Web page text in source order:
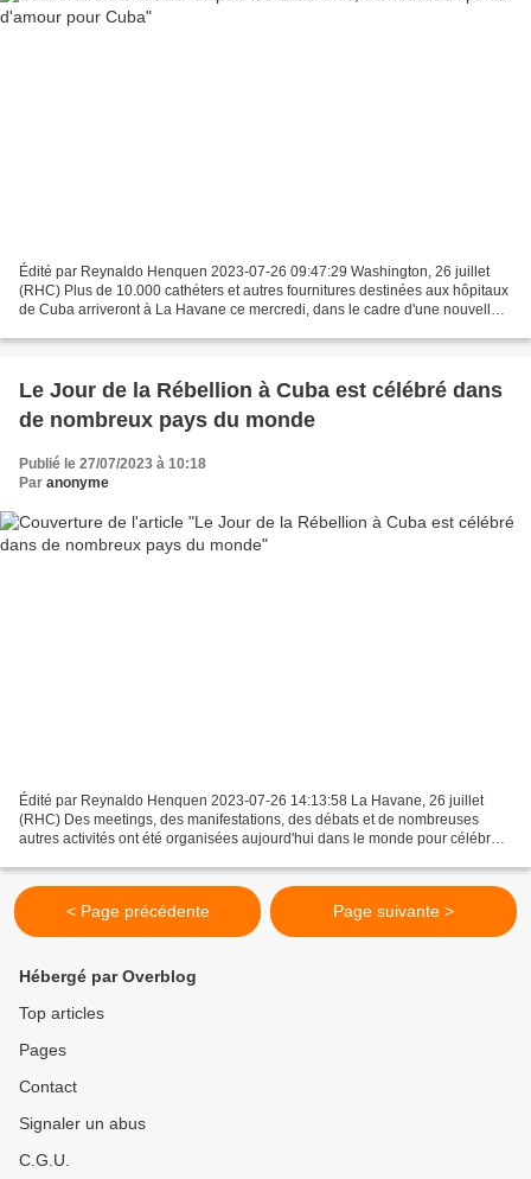
Édité par Reynaldo Henquen 2023-07-26 09:47:29 Washington, 26 juillet
(RHC) Plus de 10.000 cathéters et autres fournitures destinées aux hôpitaux
de Cuba arriveront à La Havane ce mercredi, dans le cadre d'une nouvelle
Le Jour de la Rébellion à Cuba est célébré dans
de nombreux pays du monde
Publié le 27/07/2023 à 10:18
Par anonyme
Édité par Reynaldo Henquen 2023-07-26 14:13:58 La Havane, 26 juillet
(RHC) Des meetings, des manifestations, des débats et de nombreuses
autres activités ont été organisées aujourd'hui dans le monde pour célébrer
< Page précédente Page suivante >
Hébergé par Overblog
Top articles
Pages
Contact
Signaler un abus
C.G.U.